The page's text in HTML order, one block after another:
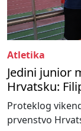
Atletika
Jedini junior
Hrvatsku:
Proteklog
prvenstvo